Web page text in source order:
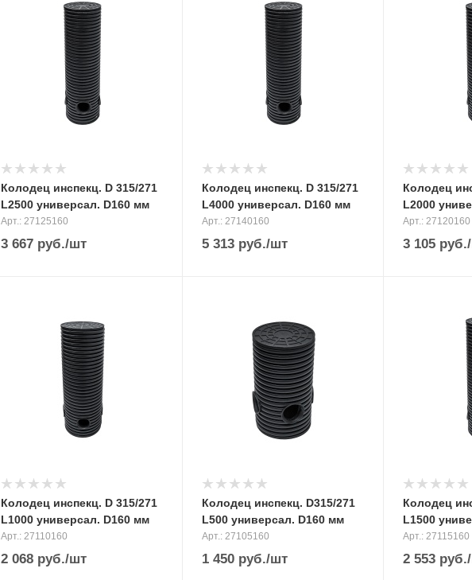
Колодец инспекц. D 315/271
L2500 универсал. D160 мм
Арт.: 27125160
3 667 руб./шт
Колодец инспекц. D 315/271
L4000 универсал. D160 мм
Арт.: 27140160
5 313 руб./шт
Колодец
L2000
Арт.: 27120160
3 105 руб.
Колодец инспекц. D 315/271
L1000 универсал. D160 мм
Арт.: 27110160
2 068 руб./шт
Колодец инспекц. D315/271
L500 универсал. D160 мм
Арт.: 27105160
1 450 руб./шт
Колодец
L1500
Арт.: 27115160
2 553 руб.